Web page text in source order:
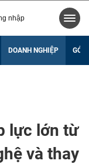
nhập
DOANH NGHIỆP GÓC
lực lớn từ
và thay